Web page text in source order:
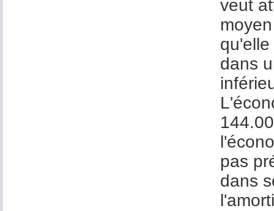
veut
dans
pas
dans